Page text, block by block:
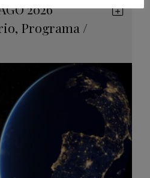
2026
, Programa /